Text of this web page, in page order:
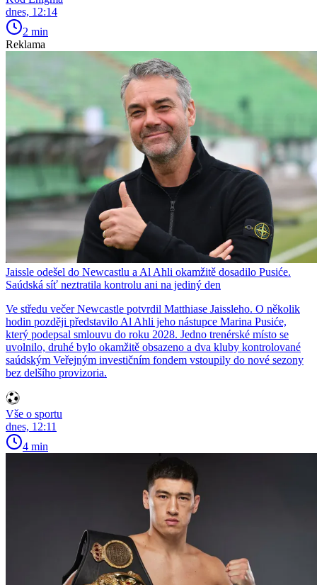
dnes, 12:14
2 min
Reklama
Jaissle odešel do Newcastlu a Al Ahli okamžitě dosadilo Pusiće.
Saúdská síť neztratila kontrolu ani na jediný den
Ve středu večer Newcastle potvrdil Matthiase Jaissleho. O několik
hodin později představilo Al Ahli jeho nástupce Marina Pusiće,
který podepsal smlouvu do roku 2028. Jedno trenérské místo se
uvolnilo, druhé bylo okamžitě obsazeno a dva kluby kontrolované
saúdským Veřejným investičním fondem vstoupily do nové sezony
bez delšího provizoria.
Vše o sportu
dnes, 12:11
4 min